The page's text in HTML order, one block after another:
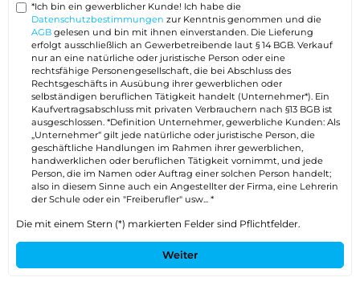
*Ich bin ein gewerblicher Kunde! Ich habe die
Datenschutzbestimmungen zur Kenntnis genommen und die
AGB gelesen und bin mit ihnen einverstanden. Die Lieferung
erfolgt ausschließlich an Gewerbetreibende laut § 14 BGB. Verkauf
nur an eine natürliche oder juristische Person oder eine
rechtsfähige Personengesellschaft, die bei Abschluss des
Rechtsgeschäfts in Ausübung ihrer gewerblichen oder
selbständigen beruflichen Tätigkeit handelt (Unternehmer*). Ein
Kaufvertragsabschluss mit privaten Verbrauchern nach §13 BGB ist
ausgeschlossen. *Definition Unternehmer, gewerbliche Kunden: Als
„Unternehmer“ gilt jede natürliche oder juristische Person, die
geschäftliche Handlungen im Rahmen ihrer gewerblichen,
handwerklichen oder beruflichen Tätigkeit vornimmt, und jede
Person, die im Namen oder Auftrag einer solchen Person handelt;
also in diesem Sinne auch ein Angestellter der Firma, eine Lehrerin
der Schule oder ein "Freiberufler" usw... *
Die mit einem Stern (*) markierten Felder sind Pflichtfelder.
Weiter